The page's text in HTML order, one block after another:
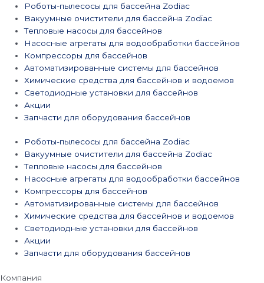
Роботы-пылесосы для бассейна Zodiac
Вакуумные очистители для бассейна Zodiac
Тепловые насосы для бассейнов
Насосные агрегаты для водообработки бассейнов
Компрессоры для бассейнов
Автоматизированные системы для бассейнов
Химические средства для бассейнов и водоемов
Светодиодные установки для бассейнов
Акции
Запчасти для оборудования бассейнов
Роботы-пылесосы для бассейна Zodiac
Вакуумные очистители для бассейна Zodiac
Тепловые насосы для бассейнов
Насосные агрегаты для водообработки бассейнов
Компрессоры для бассейнов
Автоматизированные системы для бассейнов
Химические средства для бассейнов и водоемов
Светодиодные установки для бассейнов
Акции
Запчасти для оборудования бассейнов
Компания